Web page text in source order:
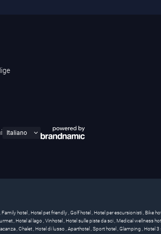
, Family hotel , Hotel pet friendly,Golf hotel , Hotel per escursionisti, Bike
, Hotel al lago,Vinhotel , Hotel sulle piste da sci, Medical wellness
,Chalet, Hotel di lusso,Aparthotel ,Sport hotel ,Glamping , Hotel 3